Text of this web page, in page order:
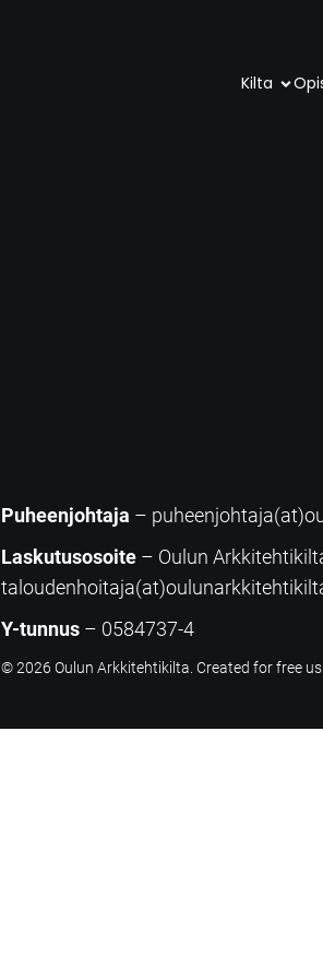
Kilta
Puheenjohtaja –
Laskutusosoite – Oulun
Y-tunnus – 0584737-4
© 2026 Oulun Arkkitehtikilta. Created for free